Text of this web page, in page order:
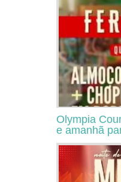
Olympia
e amanhã